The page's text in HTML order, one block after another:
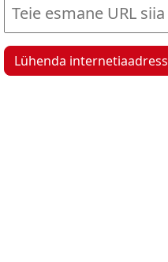
Lühenda internetiaadress